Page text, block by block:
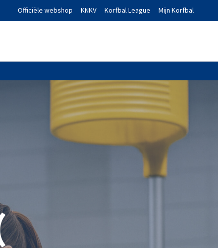
Officiële webshop KNKV Korfbal League Mijn Korfbal